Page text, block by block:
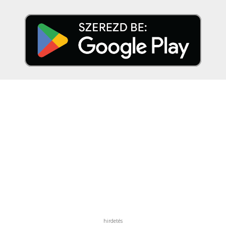
hirdetés